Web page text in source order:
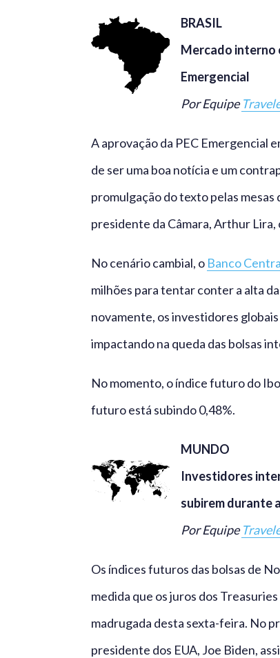
BRASIL
Mercado interno
Emergencial
Por Equipe
A aprovação da PEC Emergencial
de ser uma boa notícia e um
promulgação do texto pelas
presidente da Câmara, Arthur
No cenário cambial, o Banco
milhões para tentar conter a alta da
novamente, os investidores
impactando na queda das bolsas
No momento, o índice futuro do
futuro está subindo 0,48%.
MUNDO
Investidores
subirem durante
Por Equipe
Os índices futuros das bolsas de
medida que os juros dos
madrugada desta sexta-feira. No
presidente dos EUA, Joe Biden,